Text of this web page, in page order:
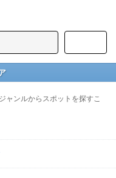
ャンルからスポットを探すこ